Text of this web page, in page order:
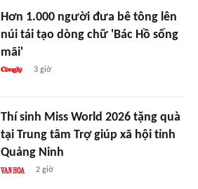
Hơn 1.000 người đưa bê tông lên
núi tái tạo dòng chữ 'Bác Hồ sống
mãi'
3 giờ
Thí sinh Miss World 2026 tặng quà
tại Trung tâm Trợ giúp xã hội tỉnh
Quảng Ninh
2 giờ